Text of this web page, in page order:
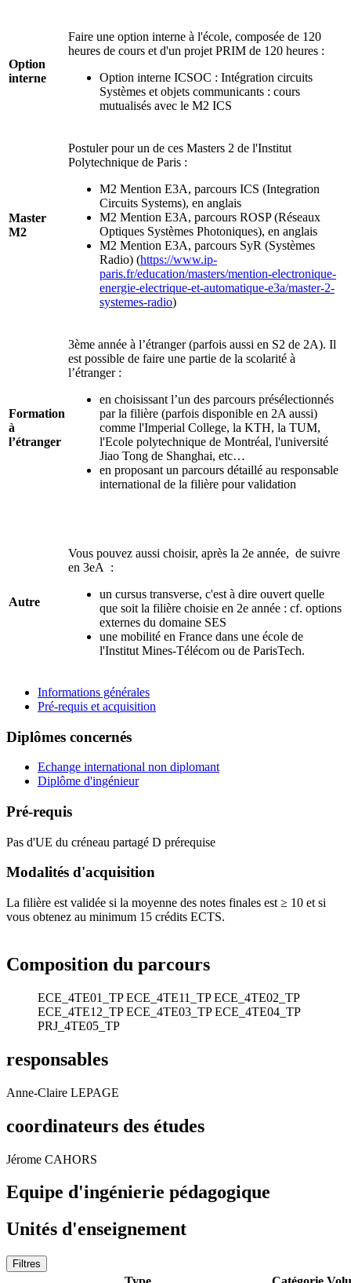
Option
interne
Faire une option interne à l'école, composée de 120
heures de cours et d'un projet PRIM de 120 heures :
Option interne ICSOC : Intégration circuits
Systèmes et objets communicants : cours
mutualisés avec le M2 ICS
Master
M2
Postuler pour un de ces Masters 2 de l'Institut
Polytechnique de Paris :
M2 Mention E3A, parcours ICS (Integration
Circuits Systems), en anglais
M2 Mention E3A, parcours ROSP (Réseaux
Optiques Systèmes Photoniques), en anglais
M2 Mention E3A, parcours SyR (Systèmes
Radio) (https://www.ip-
paris.fr/education/masters/mention-electronique-
energie-electrique-et-automatique-e3a/master-2-
systemes-radio)
Formation
à
l’étranger
3ème année à l’étranger (parfois aussi en S2 de 2A). Il
est possible de faire une partie de la scolarité à
l’étranger :
en choisissant l’un des parcours présélectionnés
par la filière (parfois disponible en 2A aussi)
comme l'Imperial College, la KTH, la TUM,
l'Ecole polytechnique de Montréal, l'université
Jiao Tong de Shanghai, etc…
en proposant un parcours détaillé au responsable
international de la filière pour validation
Autre
Vous pouvez aussi choisir, après la 2e année, de suivre
en 3eA :
un cursus transverse, c'est à dire ouvert quelle
que soit la filière choisie en 2e année : cf. options
externes du domaine SES
une mobilité en France dans une école de
l'Institut Mines-Télécom ou de ParisTech.
Informations générales
Pré-requis et acquisition
Diplômes concernés
Echange international non diplomant
Diplôme d'ingénieur
Pré-requis
Pas d'UE du créneau partagé D prérequise
Modalités d'acquisition
La filière est validée si la moyenne des notes finales est ≥ 10 et si
vous obtenez au minimum 15 crédits ECTS.
Composition du parcours
ECE_4TE01_TP ECE_4TE11_TP ECE_4TE02_TP
ECE_4TE12_TP ECE_4TE03_TP ECE_4TE04_TP
PRJ_4TE05_TP
responsables
Anne-Claire LEPAGE
coordinateurs des études
Jérome CAHORS
Equipe d'ingénierie pédagogique
Unités d'enseignement
Filtres